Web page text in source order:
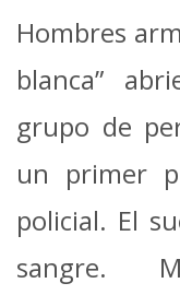
Hombres
blanca”
grupo de
un primer
policial. El
sangre.